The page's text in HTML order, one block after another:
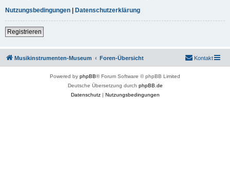
Nutzungsbedingungen | Datenschutzerklärung
Registrieren
Musikinstrumenten-Museum Foren-Übersicht Kontakt
Powered by phpBB® Forum Software © phpBB Limited
Deutsche Übersetzung durch phpBB.de
Datenschutz| Nutzungsbedingungen